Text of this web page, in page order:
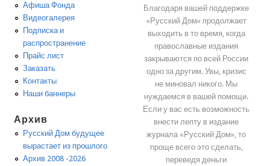
Афиша Фонда
Видеогалерея
Подписка и
распространение
Прайс лист
Заказать
Контакты
Наши баннеры
Архив
Русский Дом будущее
вырастает из прошлого
Архив 2008 -2026
Благодаря вашей поддержке
«Русский Дом» продолжает
выходить в то время, когда
православные издания
закрываются по всей России
одно за другим. Увы, кризис
не миновал никого. Мы
нуждаемся в вашей помощи.
Если у вас есть возможность
внести лепту в издание
журнала «Русский Дом», то
проще всего это сделать,
переведя деньги